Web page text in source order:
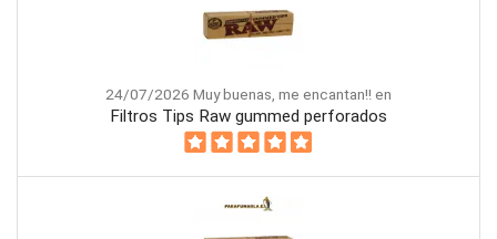
24/07/2026 Muy buenas, me encantan!! en
Filtros Tips Raw gummed perforados